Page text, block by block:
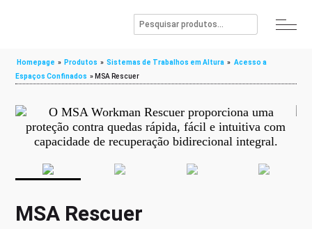
Homepage » Produtos » Sistemas de Trabalhos em Altura » Acesso a
Espaços Confinados » MSA Rescuer
MSA Rescuer